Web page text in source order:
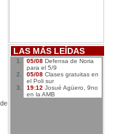
LAS MÁS LEÍDAS
05/08 Defensa de Noria
para el 5/9
05/08 Clases gratuitas en
el Poli sur
19:12 Josué Agüero, 9no
en la AMB